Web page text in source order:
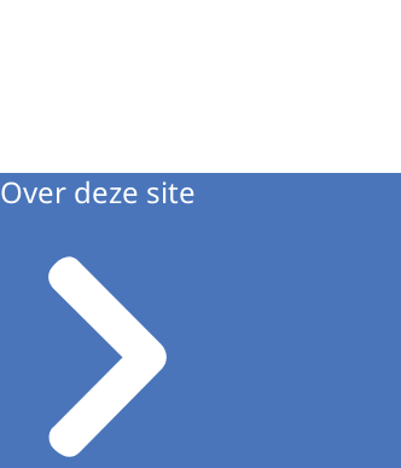
Over deze site